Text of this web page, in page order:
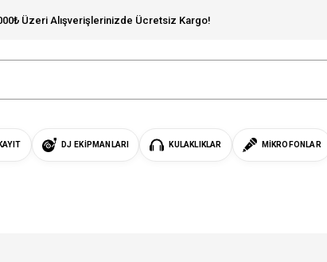
Üzeri Alışverişlerinizde Ücretsiz Kargo!
DJ EKIPMANLARI KULAKLIKLAR MIKROFONLAR